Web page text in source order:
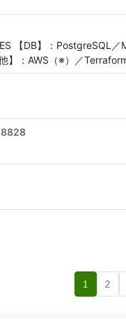
【DB】：PostgreSQL
】：AWS（※）／
1 2